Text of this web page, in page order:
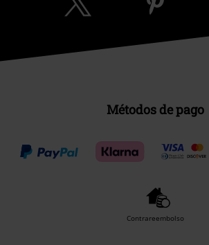
Métodos de pago
Contrareembolso